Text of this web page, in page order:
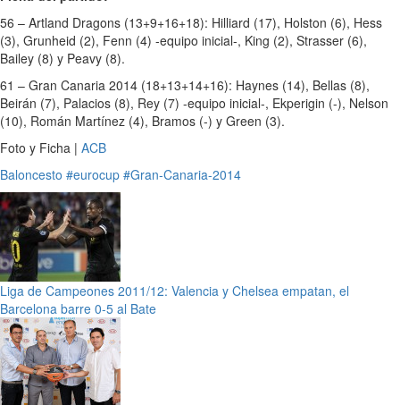
56 – Artland Dragons (13+9+16+18): Hilliard (17), Holston (6), Hess
(3), Grunheid (2), Fenn (4) -equipo inicial-, King (2), Strasser (6),
Bailey (8) y Peavy (8).
61 – Gran Canaria 2014 (18+13+14+16): Haynes (14), Bellas (8),
Beirán (7), Palacios (8), Rey (7) -equipo inicial-, Ekperigin (-), Nelson
(10), Román Martínez (4), Bramos (-) y Green (3).
Foto y Ficha | ACB
Baloncesto #eurocup #Gran-Canaria-2014
Liga de Campeones 2011/12: Valencia y Chelsea empatan, el
Barcelona barre 0-5 al Bate